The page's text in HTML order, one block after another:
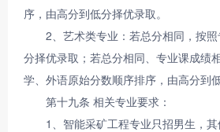
序，由高分到低分择优录取。
2、艺术类专业：若总分相同，按
分择优录取；若总分相同、专业课成绩
学、外语原始分数顺序排序，由高分到
第十九条 相关专业要求：
1、智能采矿工程专业只招男生，